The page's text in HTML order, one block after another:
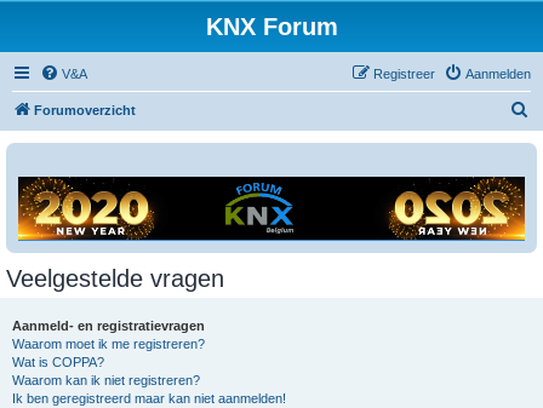
KNX Forum
V&A Aanmelden
Registreer
Forumoverzicht
Veelgestelde vragen
Aanmeld- en registratievragen
Waarom moet ik me registreren?
Wat is COPPA?
Waarom kan ik niet registreren?
Ik ben geregistreerd maar kan niet aanmelden!